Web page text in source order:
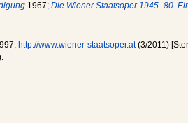
1967; Die Wiener Staatsoper 1945–80.
http://www.wiener-staatsoper.at(3/2011)